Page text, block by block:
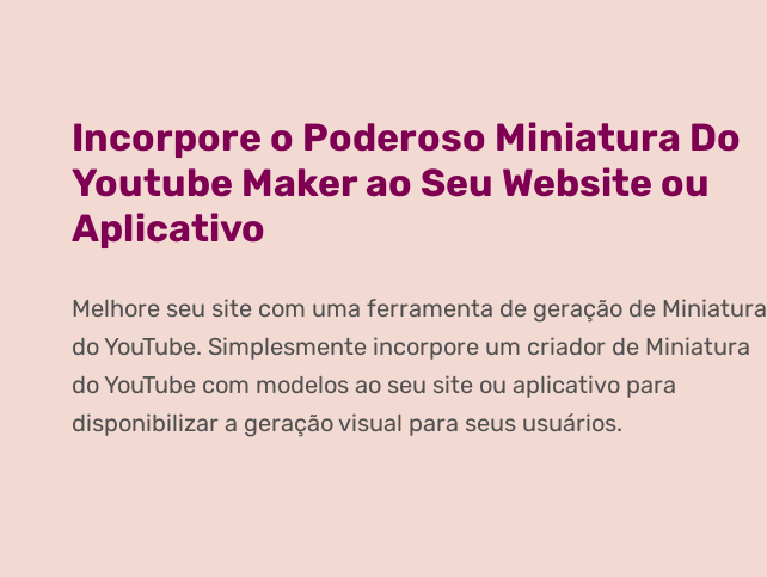
Incorpore o Poderoso Miniatura Do
Youtube Maker ao Seu Website ou
Aplicativo
Melhore seu site com uma ferramenta de geração de Miniatura
do YouTube. Simplesmente incorpore um criador de Miniatura
do YouTube com modelos ao seu site ou aplicativo para
disponibilizar a geração visual para seus usuários.